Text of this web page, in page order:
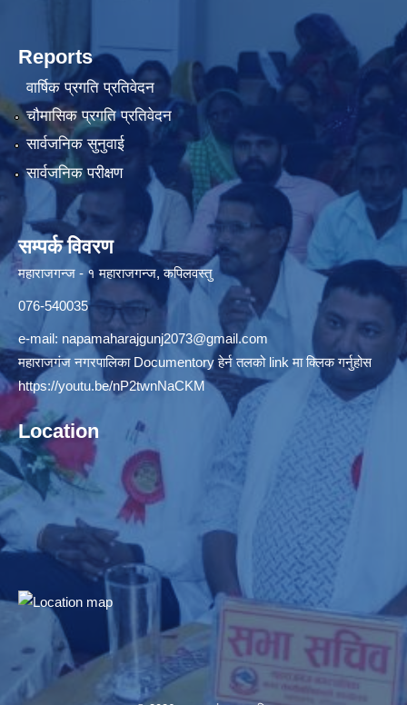
Reports
वार्षिक प्रगति प्रतिवेदन
चौमासिक प्रगति प्रतिवेदन
सार्वजनिक सुनुवाई
सार्वजनिक परीक्षण
सम्पर्क विवरण
महाराजगन्ज - १ महाराजगन्ज, कपिलवस्तु
076-540035
e-mail: napamaharajgunj2073@gmail.com
महाराजगंज नगरपालिका Documentory हेर्न तलको link मा क्लिक गर्नुहोस
https://youtu.be/nP2twnNaCKM
Location